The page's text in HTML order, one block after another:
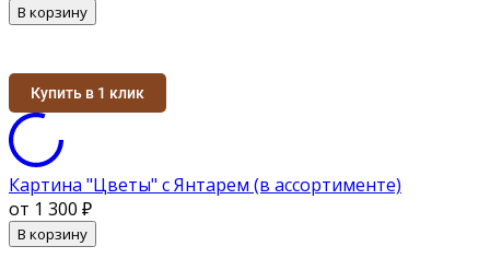
В корзину
Купить в 1 клик
Картина "Цветы" с Янтарем (в ассортименте)
от 1 300 ₽
В корзину